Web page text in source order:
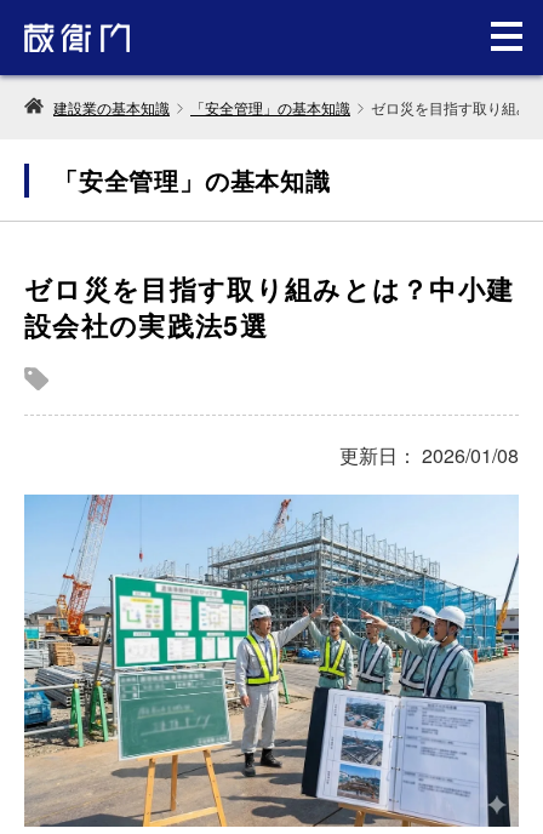
建設業の基本知識 「安全管理」の基本知識 ゼロ災を目指す取り組み
「安全管理」の基本知識
ゼロ災を目指す取り組みとは？中小建
設会社の実践法5選
更新日： 2026/01/08